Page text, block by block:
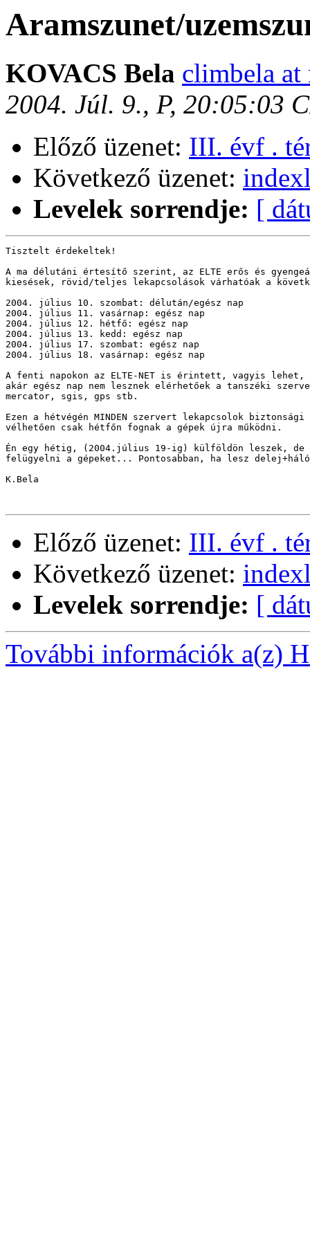
Aramszunet/
KOVACS Bela climbela at
2004. Júl. 9., P, 20:05:03
Előző üzenet: III. évf .
Következő üzenet:
Levelek sorrendje: [
Tisztelt érdekeltek!
A ma délutáni értesítő szerint, az ELTE erős és
kiesések, rövid/teljes lekapcsolások várhatóak a
2004. július 10. szombat: délután/egész nap
2004. július 11. vasárnap: egész nap
2004. július 12. hétfő: egész nap
2004. július 13. kedd: egész nap
2004. július 17. szombat: egész nap
2004. július 18. vasárnap: egész nap
A fenti napokon az ELTE-NET is érintett, vagyis lehet,
akár egész nap nem lesznek elérhetőek a tanszéki
mercator, sgis, gps stb.
Ezen a hétvégén MINDEN szervert lekapcsolok
vélhetően csak hétfőn fognak a gépek újra működni.
Én egy hétig, (2004.július 19-ig) külföldön leszek, de
felügyelni a gépeket... Pontosabban, ha lesz
K.Bela
Előző üzenet: III. évf .
Következő üzenet:
Levelek sorrendje: [
További információk a(z)